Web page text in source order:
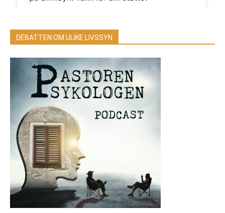
DEBATTEN OM ULIKE LIVSSYN